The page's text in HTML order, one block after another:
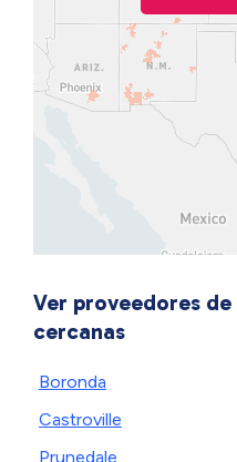
Ver proveedores
cercanas
Boronda
Castroville
Prunedale